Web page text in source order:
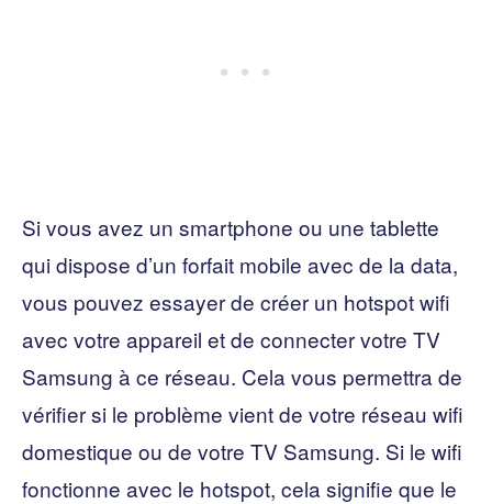
Si vous avez un smartphone ou une tablette
qui dispose d’un forfait mobile avec de la data,
vous pouvez essayer de créer un hotspot wifi
avec votre appareil et de connecter votre TV
Samsung à ce réseau. Cela vous permettra de
vérifier si le problème vient de votre réseau wifi
domestique ou de votre TV Samsung. Si le wifi
fonctionne avec le hotspot, cela signifie que le